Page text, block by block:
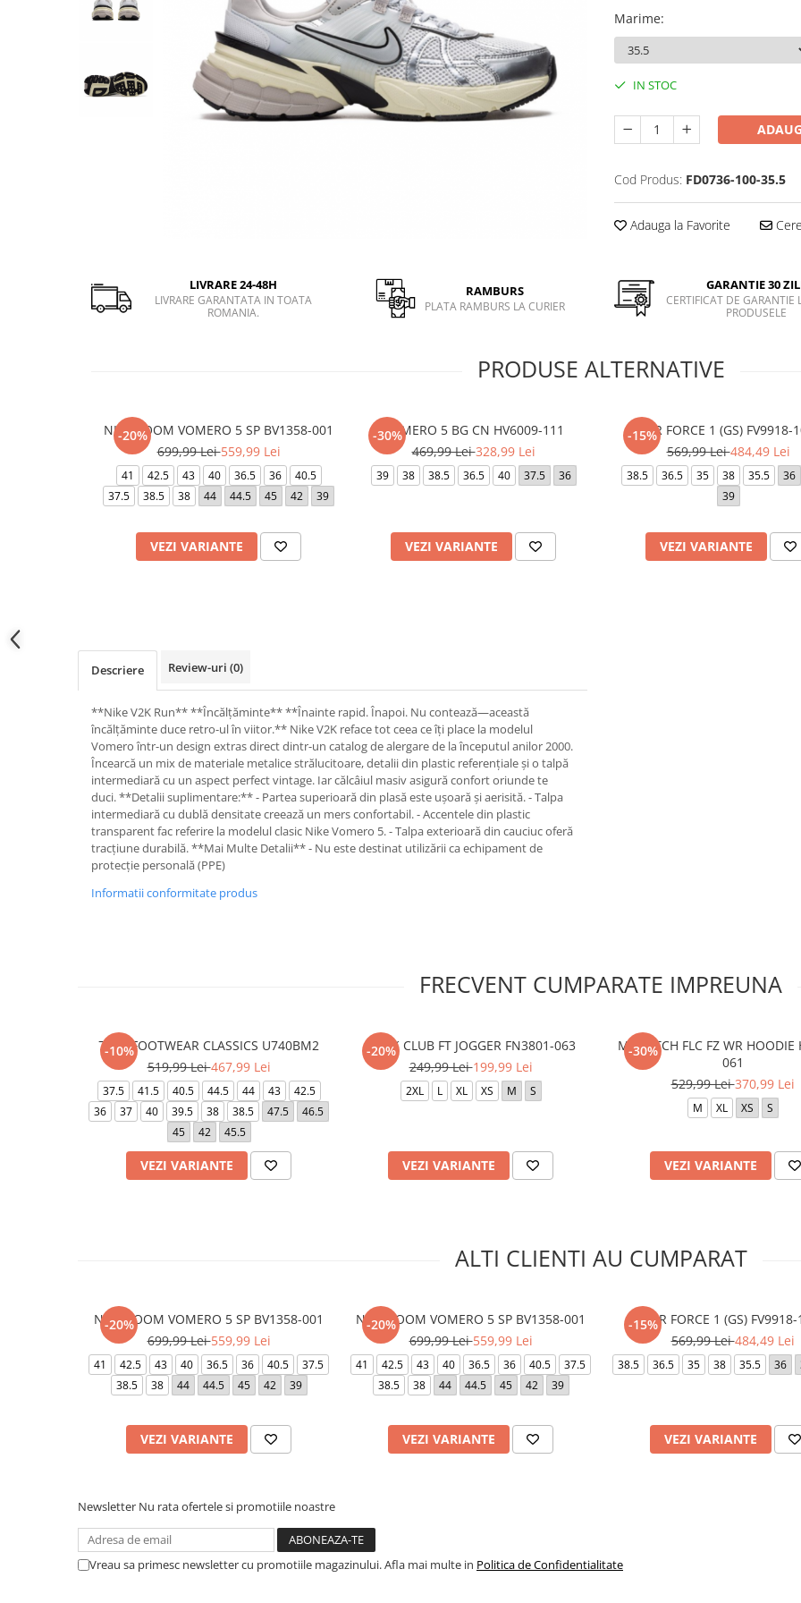
Sandale & Slapi copii
Marime:
IN STOC
Cod Produs: FD0736-100-35.5
Adauga la Favorite
LIVRARE 24-48H
LIVRARE GARANTATA IN TOATA
ROMANIA.
RAMBURS
PLATA RAMBURS LA CURIER
GARANTIE 30
CERTIFICAT DE GARANTIE
PRODUSELE
PRODUSE ALTERNATIVE
-20%
NIKE ZOOM VOMERO 5 SP BV1358-001
699,99 Lei559,99 Lei
41 42.5 43 40 36.5 36
40.5
37.5
38.5 38 44 44.5 45 42 39
VEZI VARIANTE
-30%
VOMERO 5 BG CN HV6009-111
469,99 Lei328,99 Lei
39 38 38.5 36.5 40 37.5 36
VEZI VARIANTE
-15%AIR FORCE 1 (GS) FV9918-
569,99 Lei484,49 Lei
38.5 36.5 35 38 35.5 36
39
VEZI VARIANTE
Descriere Review-uri (0)
**Nike V2K Run** **Încălțăminte** **Înainte rapid. Înapoi. Nu contează—această
încălțăminte duce retro-ul în viitor.** Nike V2K reface tot ceea ce îți place la modelul
Vomero într-un design extras direct dintr-un catalog de alergare de la începutul anilor 2000.
Încearcă un mix de materiale metalice strălucitoare, detalii din plastic referențiale și o talpă
intermediară cu un aspect perfect vintage. Iar călcâiul masiv asigură confort oriunde te
duci. **Detalii suplimentare:** - Partea superioară din plasă este ușoară și aerisită. - Talpa
intermediară cu dublă densitate creează un mers confortabil. - Accentele din plastic
transparent fac referire la modelul clasic Nike Vomero 5. - Talpa exterioară din cauciuc oferă
tracțiune durabilă. **Mai Multe Detalii** - Nu este destinat utilizării ca echipament de
protecție personală (PPE)
Informatii conformitate produs
FRECVENT CUMPARATE IMPREUNA
-10%
740 - FOOTWEAR CLASSICS U740BM2
519,99 Lei467,99 Lei
37.5 41.5 40.5 44.5 44 43
42.5
36
37 40 39.5 38 38.5 47.5
46.5
45
42 45.5
VEZI VARIANTE
-20%
M NK CLUB FT JOGGER FN3801-063
249,99 Lei199,99 Lei
2XL L XL XS M S
VEZI VARIANTE
-30%
M NK TCH FLC FZ WR HOODIE
061
529,99 Lei370,99 Lei
M XL XS S
VEZI VARIANTE
ALTI CLIENTI AU CUMPARAT
-20%
NIKE ZOOM VOMERO 5 SP BV1358-001
699,99 Lei559,99 Lei
41 42.5 43 40 36.5 36 40.5
37.5
38.5
38 44 44.5 45 42 39
VEZI VARIANTE
-20%
NIKE ZOOM VOMERO 5 SP BV1358-001
699,99 Lei559,99 Lei
41 42.5 43 40 36.5 36 40.5
37.5
38.5
38 44 44.5 45 42 39
VEZI VARIANTE
-15%AIR FORCE 1 (GS)
569,99 Lei484,49 Lei
38.5 36.5 35 38 35.5 36
VEZI VARIANTE
Newsletter Nu rata ofertele si promotiile noastre
Vreau sa primesc newsletter cu promotiile magazinului. Afla mai multe in Politica de Confidentialitate